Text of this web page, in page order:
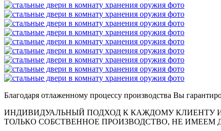
Благодаря отлаженному процессу производства Вы
ИНДИВИДУАЛЬНЫЙ ПОДХОД К КАЖДОМУ КЛИЕНТУ
ТОЛЬКО СОБСТВЕННОЕ ПРОИЗВОДСТВО, НЕ